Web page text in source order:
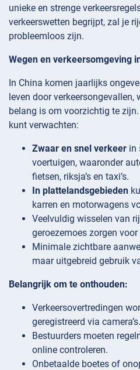
unieke en strenge
verkeerswetten begrijpt, zal je
probleemloos zijn.
Wegen en verkeersomgeving
In China komen jaarlijks
leven door
belang is om voorzichtig te
kunt verwachten:
Zwaar en snel verkeer in
voertuigen, waaronder
fietsen, riksja’s en taxi’s.
In plattelandsgebieden
karren en motorwagens
Veelvuldig wisselen van
geroezemoes zorgen
Minimale zichtbare
maar uitgebreid gebruik
Belangrijk om te onthouden:
Verkeersovertredingen
geregistreerd via camera’s.
Bestuurders moeten
online controleren.
Onbetaalde boetes of